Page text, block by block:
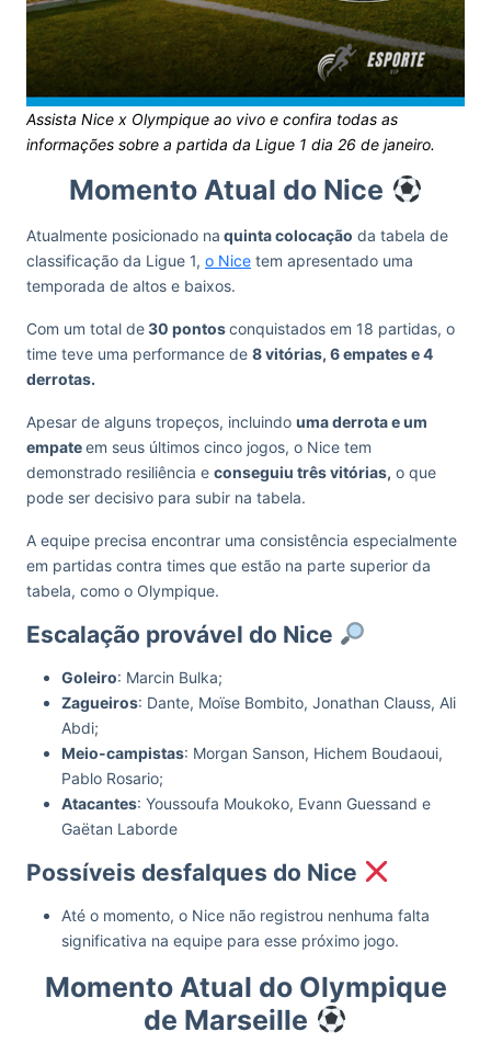
Assista Nice x Olympique ao vivo e confira todas as
informações sobre a partida da Ligue 1 dia 26 de janeiro.
Momento Atual do Nice
Atualmente posicionado na quinta colocação da tabela de
classificação da Ligue 1, o Nice tem apresentado uma
temporada de altos e baixos.
Com um total de30 pontosconquistados em 18 partidas, o
time teve uma performance de 8 vitórias, 6 empates e 4
derrotas.
Apesar de alguns tropeços, incluindo uma derrota e um
empateem seus últimos cinco jogos, o Nice tem
demonstrado resiliência e conseguiu três vitórias, o que
pode ser decisivo para subir na tabela.
A equipe precisa encontrar uma consistência especialmente
em partidas contra times que estão na parte superior da
tabela, como o Olympique.
Escalação provável do Nice
Goleiro: Marcin Bulka;
Zagueiros: Dante, Moïse Bombito, Jonathan Clauss, Ali
Abdi;
Meio-campistas: Morgan Sanson, Hichem Boudaoui,
Pablo Rosario;
Atacantes: Youssoufa Moukoko, Evann Guessand e
Gaëtan Laborde
Possíveis desfalques do Nice
Até o momento, o Nice não registrou nenhuma falta
significativa na equipe para esse próximo jogo.
Momento Atual do Olympique
de Marseille